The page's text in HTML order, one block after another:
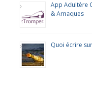
App Adultère
& Arnaques
Quoi écrire